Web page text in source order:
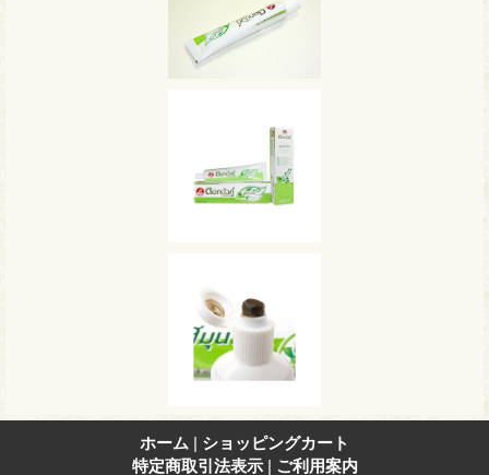
ホーム | ショッピングカート
特定商取引法表示 | ご利用案内